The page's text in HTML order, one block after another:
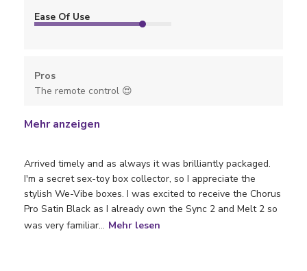
Arrived timely and as always it was brilliantly packaged.
I'm a secret sex-toy box collector, so I appreciate the
stylish We-Vibe boxes. I was excited to receive the Chorus
Pro Satin Black as I already own the Sync 2 and Melt 2 so
was very familiar... Mehr lesen
Ease Of Use
Pros
The remote control 😍
Mehr anzeigen